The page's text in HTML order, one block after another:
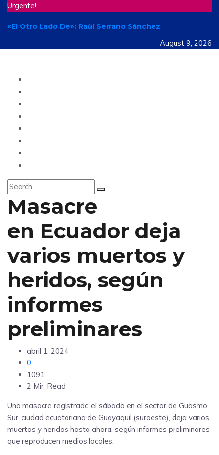
Urgente!
«El Otro Lado De»: Raúl Serrano Sánchez
August 9, 2026
Masacre
en Ecuador deja
varios muertos y
heridos, según
informes
preliminares
abril 1, 2024
0
1091
2 Min Read
Una masacre registrada el sábado en el sector de Guasmo
Sur, ciudad ecuatoriana de Guayaquil (suroeste), deja varios
muertos y heridos hasta ahora, según informes preliminares
que reproducen medios locales.